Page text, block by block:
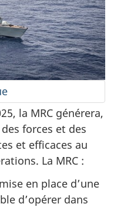
, la MRC générera,
forces et des
et efficaces au
La MRC :
en place d’une
d’opérer dans